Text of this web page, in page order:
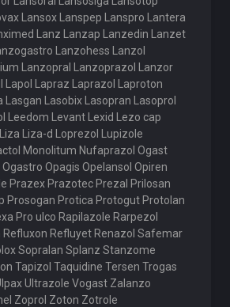
Lansox Lanspep Lanspro Lantera
Lanz Lanzap Lanzedin Lanzet
Lanzohess Lanzol
Lanzopral Lanzoprazol Lanzor
Lapol Lapraz Laprazol Laproton
Lasgan Lasobix Lasopran Lasoprol
Leedom Levant Lexid Lezo cap
Liza-d Loprezol Lupizole
Monolitum Nufaprazol Ogast
Opagis Opelansol Opiren
Prazex Prazotec Prezal Prilosan
Prosogan Protica Protogut Protolan
Pro ulco Rapilazole Rarpezol
Refluxon Refluyet Renazol Safemar
Sopralan Splanz Stanzome
Tapizol Taquidine Tersen Trogas
Ultrazole Vogast Zalanzo
Zoprol Zoton Zotrole